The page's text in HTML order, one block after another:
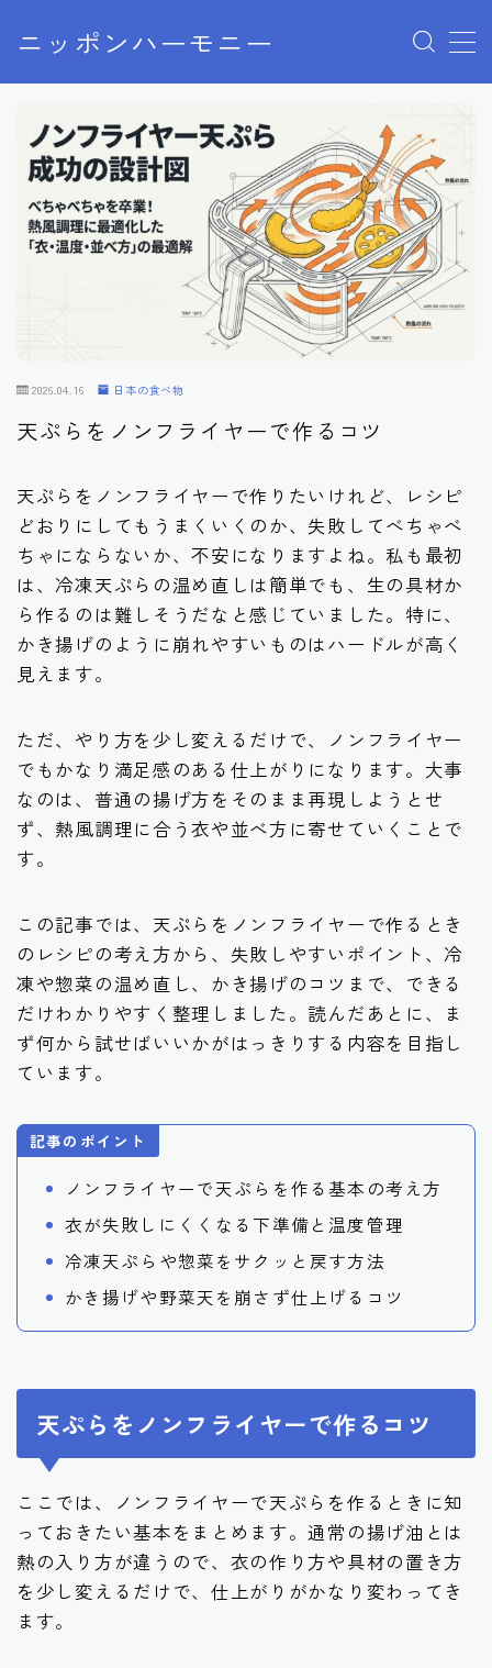
ニッポンハーモニー
MENU
プライバシーポリシー
特定商取引法に基づく表記
2026.04.16 日本の食べ物
天ぷらをノンフライヤーで作るコツ
天ぷらをノンフライヤーで作りたいけれど、レシピ
どおりにしてもうまくいくのか、失敗してべちゃべ
ちゃにならないか、不安になりますよね。私も最初
は、冷凍天ぷらの温め直しは簡単でも、生の具材か
ら作るのは難しそうだなと感じていました。特に、
かき揚げのように崩れやすいものはハードルが高く
見えます。
ただ、やり方を少し変えるだけで、ノンフライヤー
でもかなり満足感のある仕上がりになります。大事
なのは、普通の揚げ方をそのまま再現しようとせ
ず、熱風調理に合う衣や並べ方に寄せていくことで
す。
この記事では、天ぷらをノンフライヤーで作るとき
のレシピの考え方から、失敗しやすいポイント、冷
凍や惣菜の温め直し、かき揚げのコツまで、できる
だけわかりやすく整理しました。読んだあとに、ま
ず何から試せばいいかがはっきりする内容を目指し
ています。
記事のポイント
ノンフライヤーで天ぷらを作る基本の考え方
衣が失敗しにくくなる下準備と温度管理
冷凍天ぷらや惣菜をサクッと戻す方法
かき揚げや野菜天を崩さず仕上げるコツ
天ぷらをノンフライヤーで作るコツ
ここでは、ノンフライヤーで天ぷらを作るときに知
っておきたい基本をまとめます。通常の揚げ油とは
熱の入り方が違うので、衣の作り方や具材の置き方
を少し変えるだけで、仕上がりがかなり変わってき
ます。